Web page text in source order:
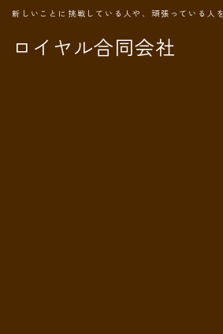
ロイヤル合同会社
新しいことに挑戦している人や、頑張っている人
MENU